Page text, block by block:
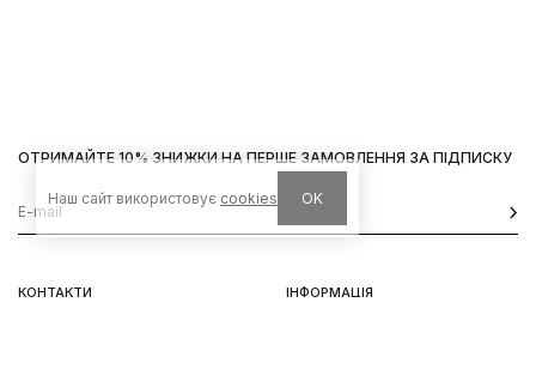
КОНТАКТИ ІНФОРМАЦІЯ
ОТРИМАЙТЕ 10% ЗНИЖКИ НА ПЕРШЕ ЗАМОВЛЕННЯ ЗА ПІДПИСКУ
Наш сайт використовує cookies OK